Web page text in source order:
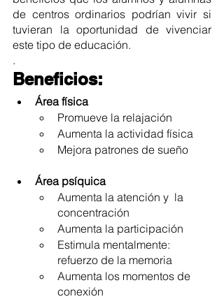
de centros ordinarios podrían vivir si
tuvieran la oportunidad de vivenciar
este tipo de educación.
.
Beneficios:
Área física
Promueve la relajación
Aumenta la actividad física
Mejora patrones de sueño
Área psíquica
Aumenta la atención y  la
concentración
Aumenta la participación
Estimula mentalmente:
refuerzo de la memoria
Aumenta los momentos de
conexión